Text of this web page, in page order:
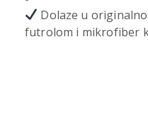
Dolaze u
futrolom i mikrofiber